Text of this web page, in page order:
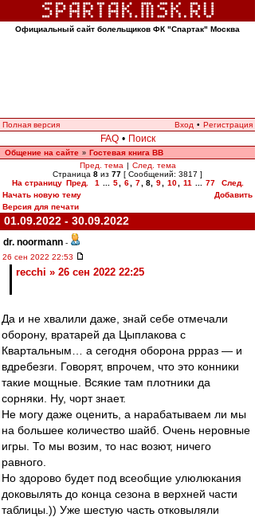
Официальный сайт болельщиков ФК "Спартак" Москва
Полная версия Вход • Регистрация
FAQ • Поиск
Общение на сайте » Гостевая книга ВВ
Пред. тема | След. тема
Страница 8 из 77 [ Сообщений: 3817 ]
На страницу Пред. 1 5 6 7 8, 9 10 11 77
След.
Начать новую тему
Добавить
Версия для печати
01.09.2022 - 30.09.2022
dr. noormann -
26 сен 2022 22:53
recchi » 26 сен 2022 22:25
Да и не хвалили даже, знай себе отмечали
оборону, вратарей да Цыплакова с
Квартальным… а сегодня оборона ррраз — и
вдребезги. Говорят, впрочем, что это конники
такие мощные. Всякие там плотники да
сорняки. Ну, чорт знает.
Не могу даже оценить, а нарабатываем ли мы
на большее количество шайб. Очень неровные
игры. То мы возим, то нас возют, ничего
равного.
Но здорово будет под всеобщие улюлюкания
доковылять до конца сезона в верхней части
таблицы.)) Уже шестую часть отковыляли